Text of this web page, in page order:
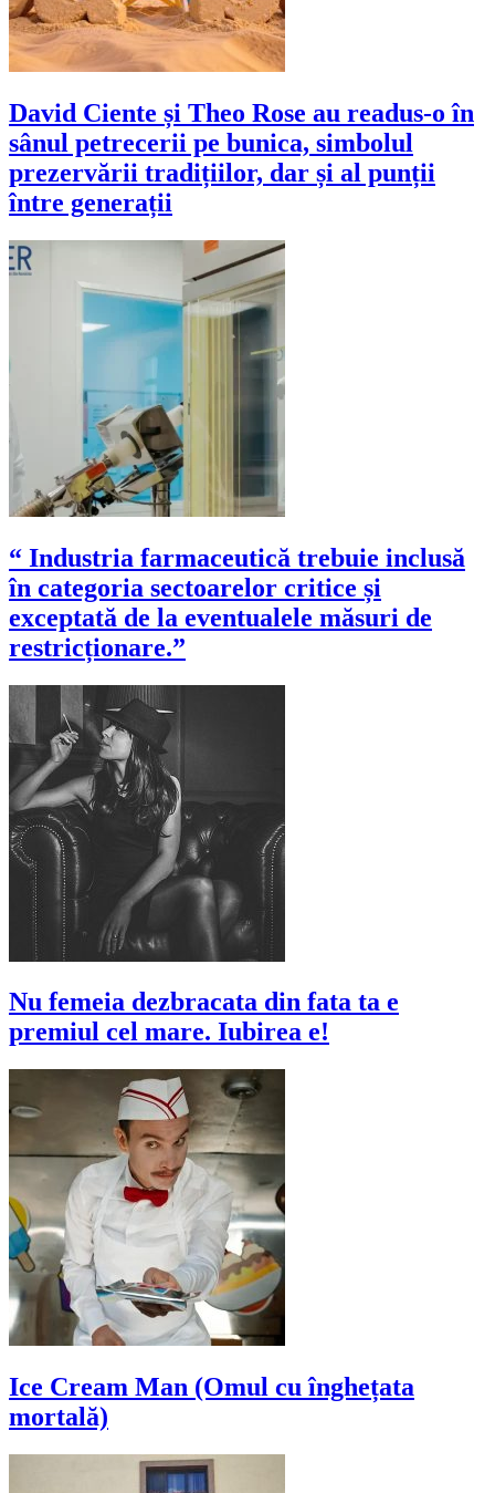
David Ciente și Theo Rose au readus-o în
sânul petrecerii pe bunica, simbolul
prezervării tradițiilor, dar și al punții
între generații
“ Industria farmaceutică trebuie inclusă
în categoria sectoarelor critice și
exceptată de la eventualele măsuri de
restricționare.”
Nu femeia dezbracata din fata ta e
premiul cel mare. Iubirea e!
Ice Cream Man (Omul cu înghețata
mortală)